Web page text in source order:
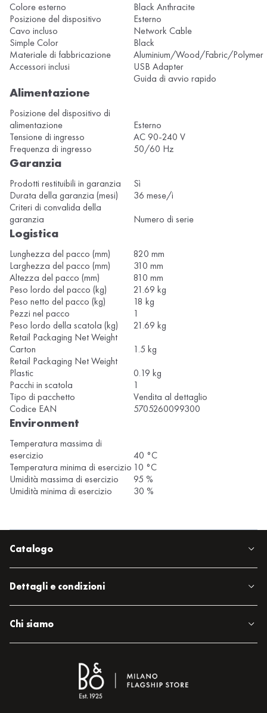
Colore esterno
Black Anthracite
Posizione del dispositivo
Esterno
Cavo incluso
Network Cable
Simple Color
Black
Materiale di fabbricazione
Aluminium/Wood/Fabric/Polymer
Accessori inclusi
USB Adapter
Guida di avvio rapido
Alimentazione
Posizione del dispositivo di
alimentazione
Esterno
Tensione di ingresso
AC 90-240 V
Frequenza di ingresso
50/60 Hz
Garanzia
Prodotti restituibili in garanzia
Sì
Durata della garanzia (mesi)
36 mese/i
Criteri di convalida della
garanzia
Numero di serie
Logistica
Lunghezza del pacco (mm)
820 mm
Larghezza del pacco (mm)
310 mm
Altezza del pacco (mm)
810 mm
Peso lordo del pacco (kg)
21.69 kg
Peso netto del pacco (kg)
18 kg
Pezzi nel pacco
1
Peso lordo della scatola (kg)
21.69 kg
Retail Packaging Net Weight
Carton
1.5 kg
Retail Packaging Net Weight
Plastic
0.19 kg
Pacchi in scatola
1
Tipo di pacchetto
Vendita al dettaglio
Codice EAN
5705260099300
Environment
Temperatura massima di
esercizio
40 °C
Temperatura minima di esercizio 10 °C
Umidità massima di esercizio
95 %
Umidità minima di esercizio
30 %
Catalogo
Dettagli e condizioni
Chi siamo